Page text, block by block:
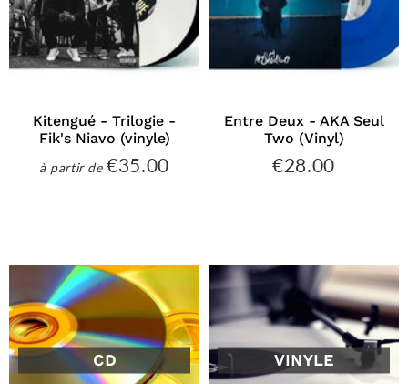
Kitengué - Trilogie -
Fik's Niavo (vinyle)
à partir dePrix
€35.00
Entre Deux - AKA Seul
Two (Vinyl)
Prix
€28.00
CD VINYLE